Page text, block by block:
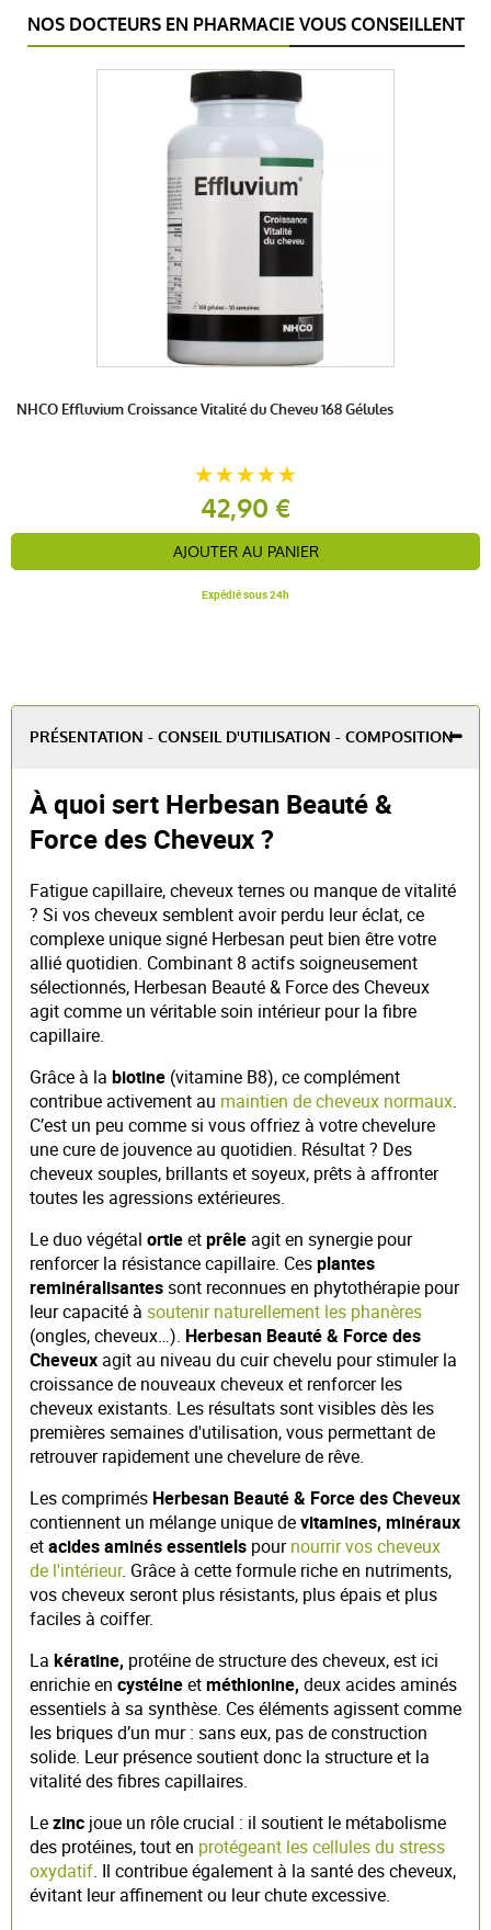
NOS DOCTEURS EN PHARMACIE VOUS CONSEILLENT
NHCO Effluvium Croissance Vitalité du Cheveu 168 Gélules
42,90 €
AJOUTER AU PANIER
Expédié sous 24h
PRÉSENTATION - CONSEIL D'UTILISATION - COMPOSITION
À quoi sert Herbesan Beauté &
Force des Cheveux ?
Fatigue capillaire, cheveux ternes ou manque de vitalité
? Si vos cheveux semblent avoir perdu leur éclat, ce
complexe unique signé Herbesan peut bien être votre
allié quotidien. Combinant 8 actifs soigneusement
sélectionnés, Herbesan Beauté & Force des Cheveux
agit comme un véritable soin intérieur pour la fibre
capillaire.
Grâce à la biotine (vitamine B8), ce complément
contribue activement au maintien de cheveux normaux.
C’est un peu comme si vous offriez à votre chevelure
une cure de jouvence au quotidien. Résultat ? Des
cheveux souples, brillants et soyeux, prêts à affronter
toutes les agressions extérieures.
Le duo végétal ortieetprêle agit en synergie pour
renforcer la résistance capillaire. Cesplantes
reminéralisantessont reconnues en phytothérapie pour
leur capacité à soutenir naturellement les phanères
(ongles, cheveux…). Herbesan Beauté & Force des
Cheveux agit au niveau du cuir chevelu pour stimuler la
croissance de nouveaux cheveux et renforcer les
cheveux existants. Les résultats sont visibles dès les
premières semaines d'utilisation, vous permettant de
retrouver rapidement une chevelure de rêve.
Les comprimés Herbesan Beauté & Force des Cheveux
contiennent un mélange unique devitamines, minéraux
etacides aminés essentiels pournourrir vos cheveux
de l'intérieur. Grâce à cette formule riche en nutriments,
vos cheveux seront plus résistants, plus épais et plus
faciles à coiffer.
La kératine, protéine de structure des cheveux, est ici
enrichie en cystéineetméthionine, deux acides aminés
essentiels à sa synthèse. Ces éléments agissent comme
les briques d’un mur : sans eux, pas de construction
solide. Leur présence soutient donc la structure et la
vitalité des fibres capillaires.
Lezinc joue un rôle crucial : il soutient le métabolisme
des protéines, tout en protégeant les cellules du stress
oxydatif. Il contribue également à la santé des cheveux,
évitant leur affinement ou leur chute excessive.